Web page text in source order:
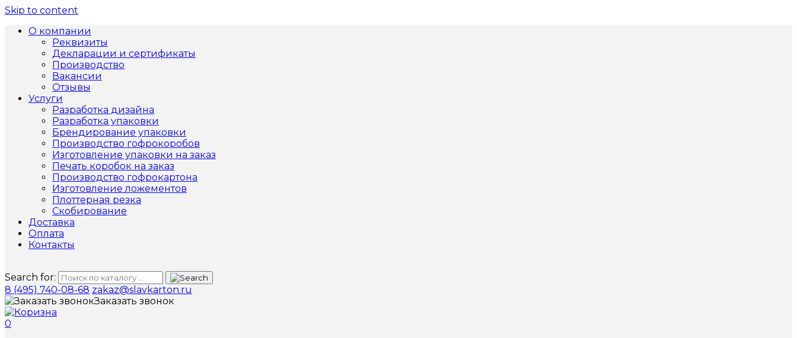
Skip to content
О компании
Реквизиты
Декларации и сертификаты
Производство
Вакансии
Отзывы
Услуги
Разработка дизайна
Разработка упаковки
Брендирование упаковки
Производство гофрокоробов
Изготовление упаковки на заказ
Печать коробок на заказ
Производство гофрокартона
Изготовление ложементов
Плоттерная резка
Скобирование
Доставка
Оплата
Контакты
Search for:
8 (495) 740-08-68 zakaz@slavkarton.ru
Заказать звонок
0